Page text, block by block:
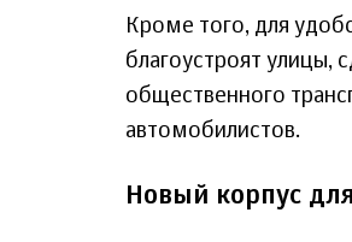
Кроме того, для
благоустроят улицы,
общественного
автомобилистов.
Новый корпус